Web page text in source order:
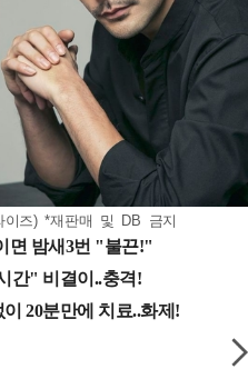
즈) *재판매 및 DB 금지